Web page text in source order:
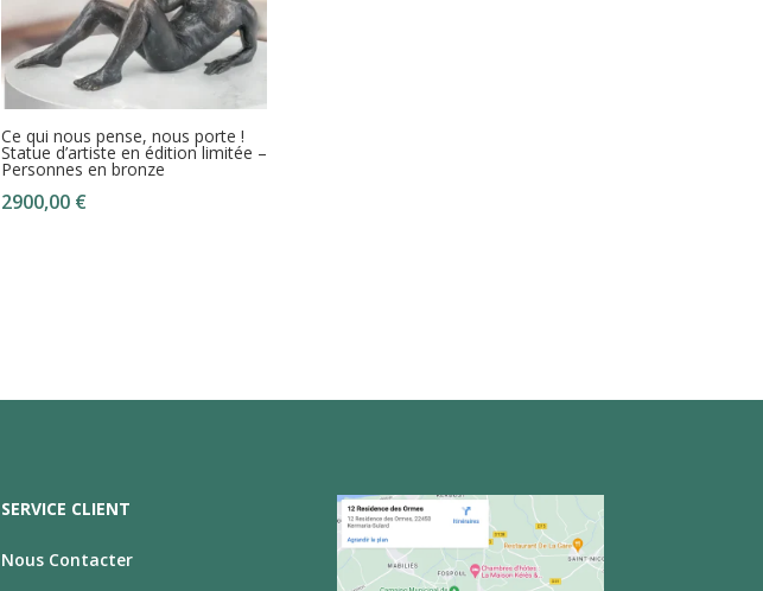
Ce qui nous pense, nous porte !
Statue d’artiste en édition limitée –
Personnes en bronze
2900,00 €
SERVICE CLIENT
Nous Contacter